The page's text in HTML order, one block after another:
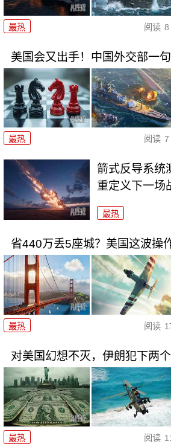
最热 阅读 8
美国会又出手！中国外交部一
最热 阅读 7
箭式反导系统
重定义下一场
最热
省440万丢5座城？美国这波操
最热 阅读
对美国幻想不灭，伊朗犯下两
最热 阅读